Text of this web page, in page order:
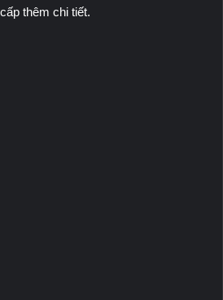
thêm chi tiết.